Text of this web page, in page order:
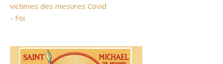
victimes des mesures Covid
- Foi